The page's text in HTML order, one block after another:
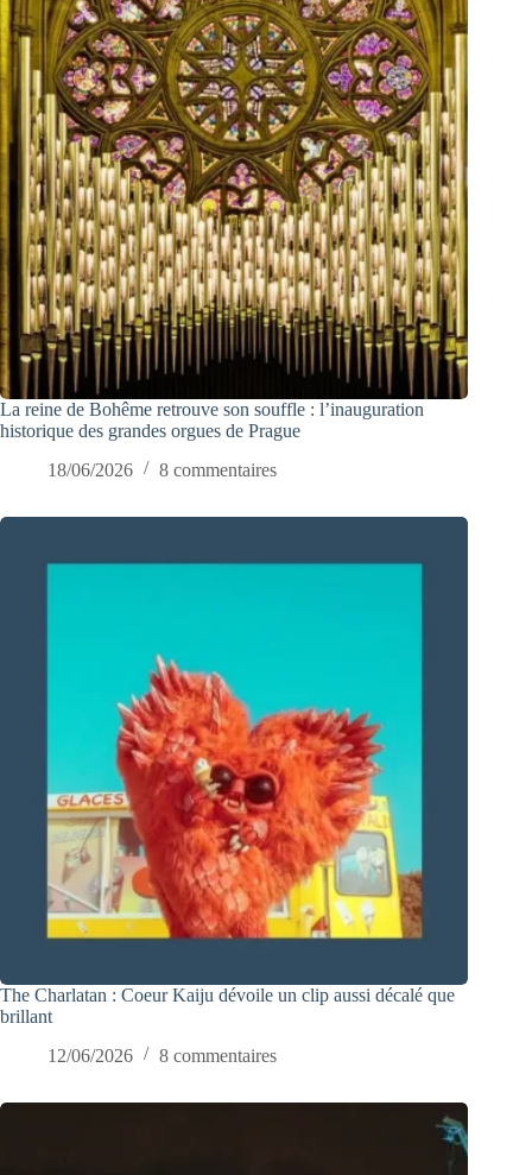
La reine de Bohême retrouve son souffle : l’inauguration
historique des grandes orgues de Prague
18/06/2026
8 commentaires
The Charlatan : Coeur Kaiju dévoile un clip aussi décalé que
brillant
12/06/2026
8 commentaires